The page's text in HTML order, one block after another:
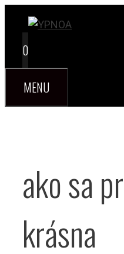
obsah
0
MENU
ako sa
krásna